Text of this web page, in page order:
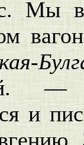
Мы
и